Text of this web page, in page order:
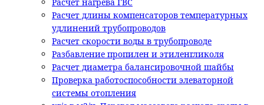
Расчет нагрева ГВС
Расчет длины компенсаторов температурных
удлинений трубопроводов
Расчет скорости воды в трубопроводе
Разбавление пропилен и этиленгликоля
Расчет диаметра балансировочной шайбы
Проверка работоспособности элеваторной
системы отопления